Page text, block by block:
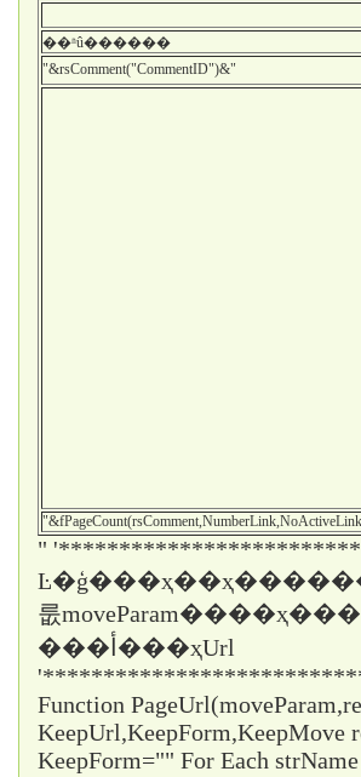
��ʱû������
"&rsComment("CommentID")&"
"
룺
���أ���ҳUrl
Function
KeepForm="" For Each